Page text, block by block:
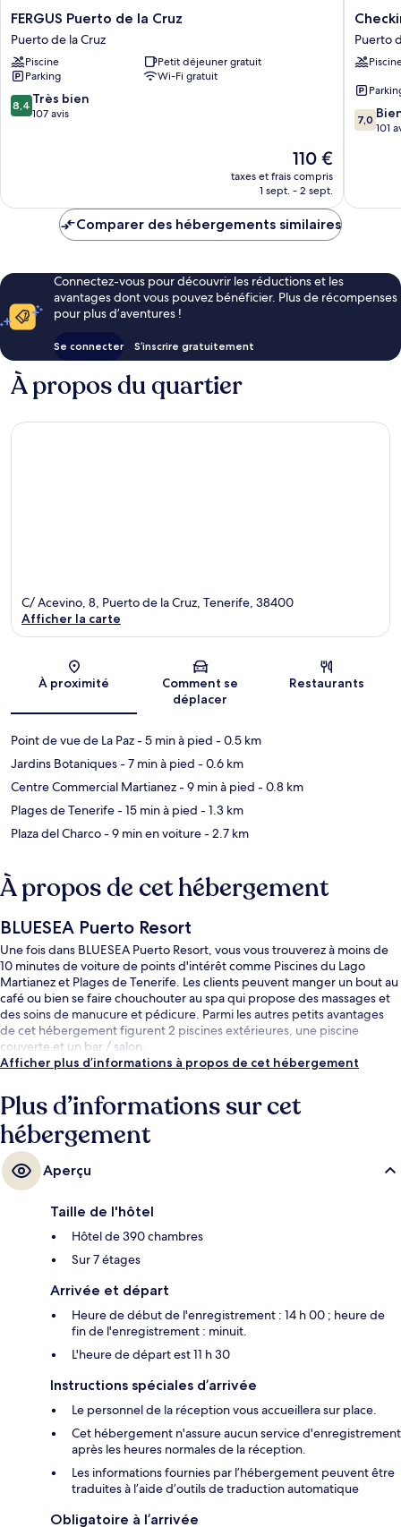
FERGUS
Puerto
de
la
Cruz
Puerto
de
FERGUS Puerto de la Cruz
Puerto de la Cruz
Piscine
Petit déjeuner gratuit
Parking
Wi-Fi gratuit
8.4
sur
8,4 Très bien
107 avis
Le
nouveau
prix
de
110 €
taxes et frais compris
1 sept. - 2 sept.
Checkin
Playa
Puerto
la
Cruz
Puerto
7.0
sur
7,0
101
Comparer des hébergements similaires
Connectez-vous pour découvrir les réductions et les
avantages dont vous pouvez bénéficier. Plus de récompenses
pour plus d’aventures !
Se connecter S’inscrire gratuitement
À propos du quartier
Carte
C/ Acevino, 8, Puerto de la Cruz, Tenerife, 38400
Afficher la carte
À proximité
Comment se
déplacer
Restaurants
Point de vue de La Paz- 5 min à pied - 0.5 km
Jardins Botaniques- 7 min à pied - 0.6 km
Centre Commercial Martianez- 9 min à pied - 0.8 km
Plages de Tenerife- 15 min à pied - 1.3 km
Plaza del Charco- 9 min en voiture- 2.7 km
À propos de cet hébergement
BLUESEA Puerto Resort
Une fois dans BLUESEA Puerto Resort, vous vous trouverez à moins de
10 minutes de voiture de points d'intérêt comme Piscines du Lago
Martianez et Plages de Tenerife. Les clients peuvent manger un bout au
café ou bien se faire chouchouter au spa qui propose des massages et
des soins de manucure et pédicure. Parmi les autres petits avantages
de cet hébergement figurent 2 piscines extérieures, une piscine
couverte et un bar / salon.
Afficher plus d’informations à propos de cet hébergement
Plus d’informations sur cet
hébergement
Aperçu
Taille de l'hôtel
Hôtel de 390 chambres
Sur 7 étages
Arrivée et départ
Heure de début de l'enregistrement : 14 h 00 ; heure de
fin de l'enregistrement : minuit.
L'heure de départ est 11 h 30
Instructions spéciales d’arrivée
Le personnel de la réception vous accueillera sur place.
Cet hébergement n'assure aucun service d'enregistrement
après les heures normales de la réception.
Les informations fournies par l’hébergement peuvent être
traduites à l’aide d’outils de traduction automatique
Obligatoire à l’arrivée